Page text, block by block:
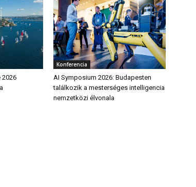
2026
Konferencia
AI Symposium 2026: Budapesten
találkozik a mesterséges intelligencia
nemzetközi élvonala